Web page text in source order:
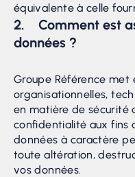
équivalente à celle
2. Comment est
données ?
Groupe Référence
organisationnelles,
en matière de sécurité
confidentialité aux fins
données à caractère
toute altération,
vos données.